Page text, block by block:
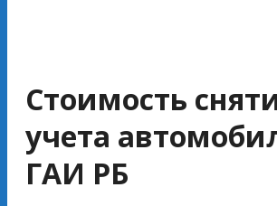
Стоимость
учета
ГАИ РБ